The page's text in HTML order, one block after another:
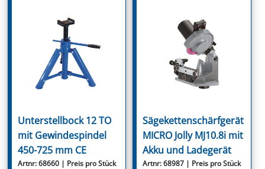
Unterstellbock 12 TO
mit Gewindespindel
450-725 mm CE
Artnr: 68660 | Preis pro Stück
Sägekettenschärfgerät
MICRO Jolly MJ10.8i mit
Akku und Ladegerät
Artnr: 68987 | Preis pro Stück